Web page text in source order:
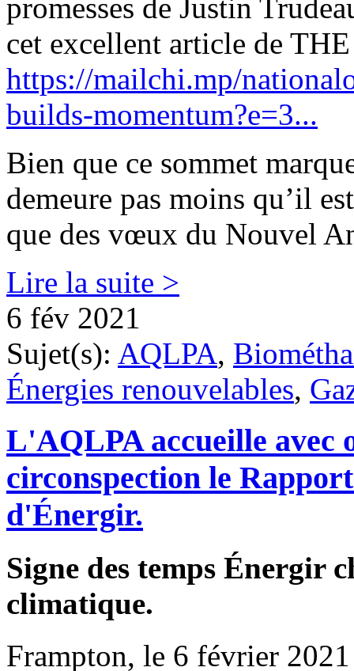
promesses de Justin
cet excellent article de
https://mailchi.mp/
builds-momentum?e=3...
Bien que ce sommet
demeure pas moins qu’il
que des vœux du Nouvel
Lire la suite >
6 fév 2021
Sujet(s): AQLPA,
Énergies renouvelables,
L'AQLPA accueille avec
circonspection le
d'Énergir.
Signe des temps Énergir
climatique.
Frampton, le 6 février